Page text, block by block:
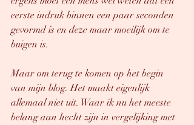
eerste indruk binnen een paar seconden
gevormd is en deze maar moeilijk om te
buigen is.
Maar om terug te komen op het begin
van mijn blog. Het maakt eigenlijk
allemaal niet uit. Waar ik nu het meeste
belang aan hecht zijn in vergelijking met